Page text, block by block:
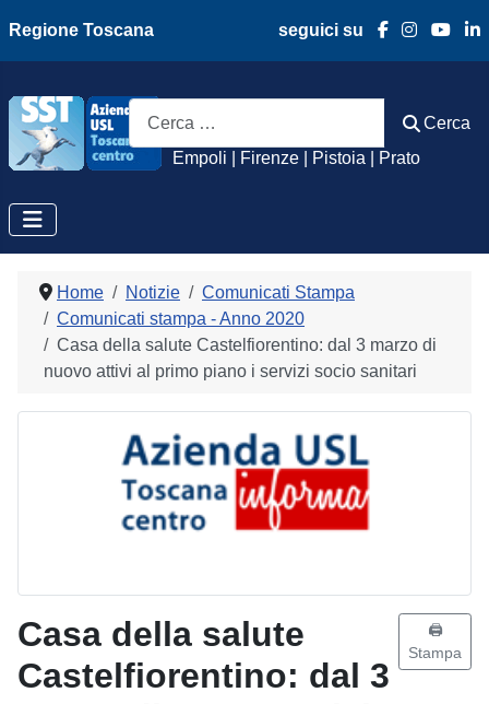
Regione Toscana seguici su
Azienda Usl
Empoli | Firenze | Pistoia | Prato
Cerca
Cerca
Home Notizie
Comunicati Stampa
Comunicati stampa - Anno 2020
Casa della salute Castelfiorentino: dal 3 marzo di
nuovo attivi al primo piano i servizi socio sanitari
Casa della salute
Castelfiorentino: dal 3
🖨️
Stampa